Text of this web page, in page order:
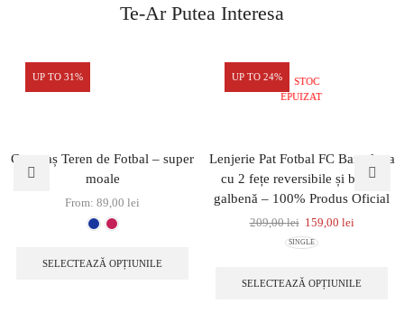
Te-Ar Putea Interesa
UP TO 31%
Covoraș Teren de Fotbal – super
moale
From: 89,00 lei
SELECTEAZĂ OPȚIUNILE
UP TO 24%
STOC
EPUIZAT
Lenjerie Pat Fotbal FC Barcelona
cu 2 fețe reversibile și bandă
galbenă – 100% Produs Oficial
209,00lei 159,00 lei
SINGLE
SELECTEAZĂ OPȚIUNILE